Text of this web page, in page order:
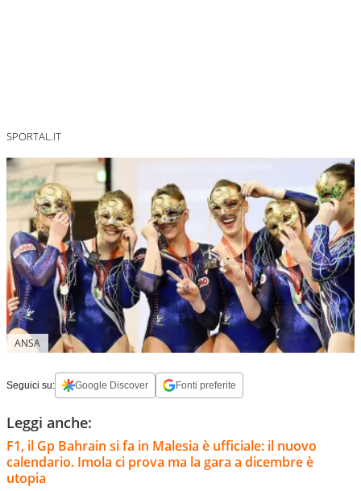
SPORTAL.IT
ANSA
Seguici su: Google Discover Fonti preferite
Leggi anche:
F1, il Gp Bahrain si fa in Malesia è ufficiale: il nuovo
calendario. Imola ci prova ma la gara a dicembre è
utopia